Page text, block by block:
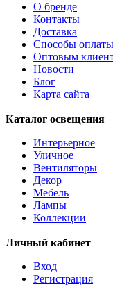
О бренде
Контакты
Доставка
Способы оплаты
Оптовым
Новости
Блог
Карта сайта
Каталог освещения
Интерьерное
Уличное
Вентиляторы
Декор
Мебель
Лампы
Коллекции
Личный кабинет
Вход
Регистрация